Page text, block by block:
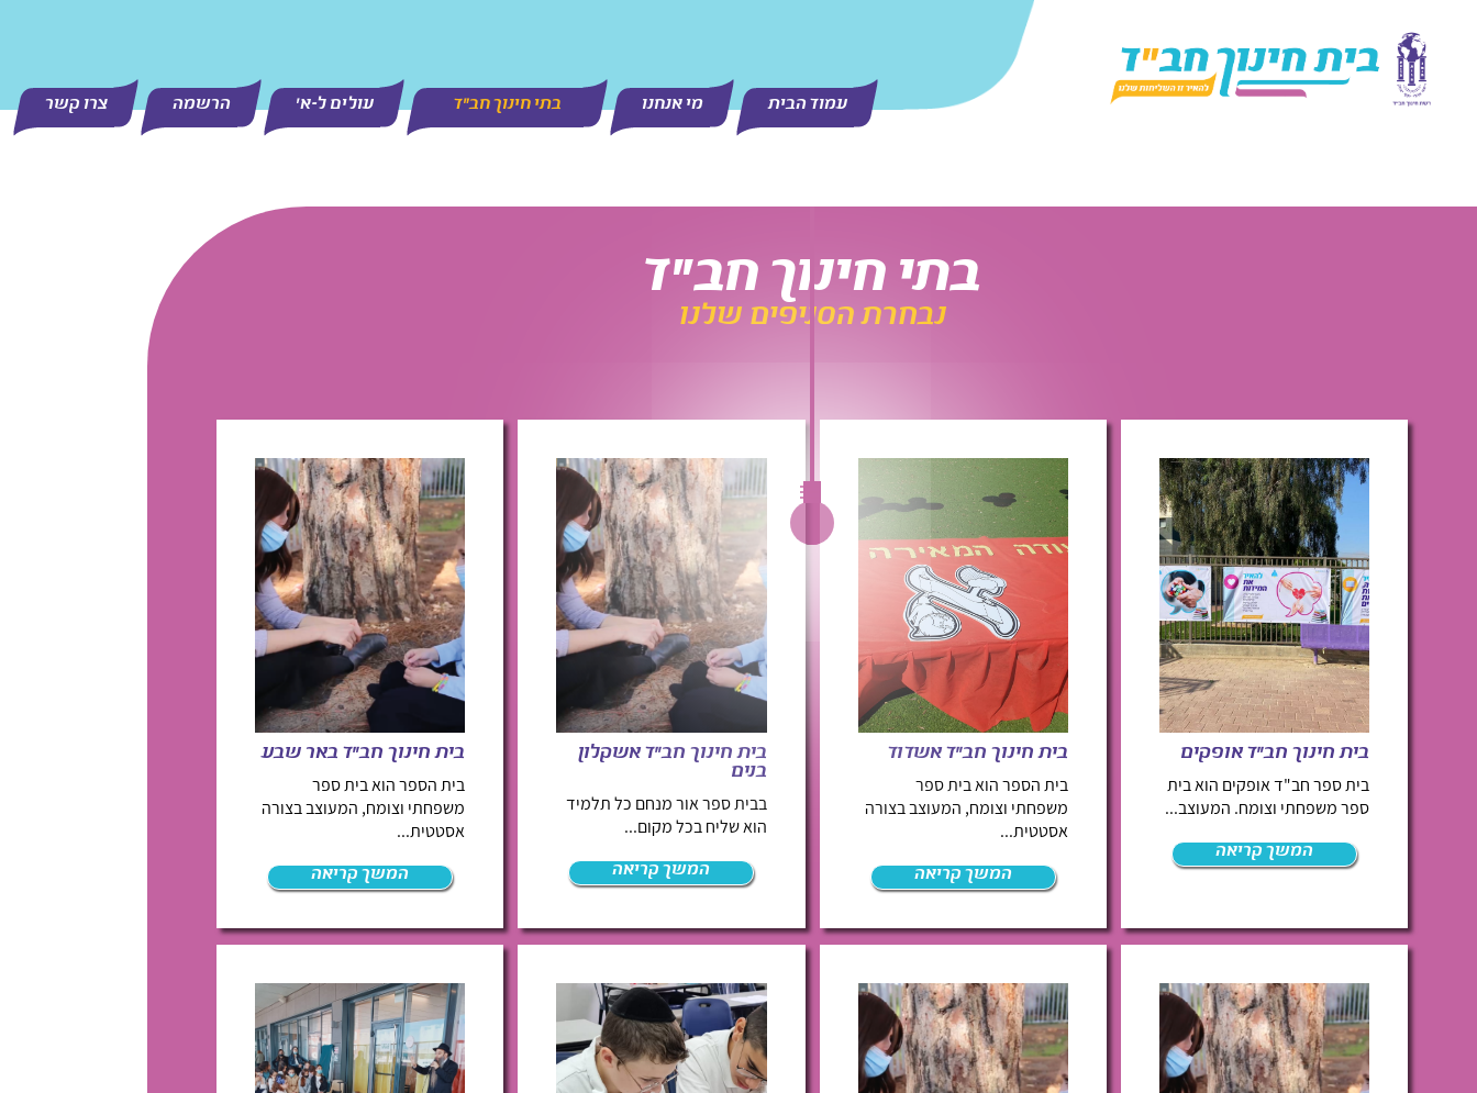
עמוד הבית מי אנחנו בתי חינוך חב"ד עולים ל-א' הרשמה צרו קשר
בתי חינוך חב"ד
נבחרת הסניפים שלנו
בית חינוך חב"ד אופקים
בית ספר חב"ד אופקים הוא בית
ספר משפחתי וצומח. המעוצב...
המשך קריאה
בית חינוך חב"ד אשדוד
בית הספר הוא בית ספר
משפחתי וצומח, המעוצב בצורה
אסטטית...
המשך קריאה
בית חינוך חב"ד אשקלון
בנים
בבית ספר אור מנחם כל תלמיד
הוא שליח בכל מקום...
המשך קריאה
בית חינוך חב"ד באר שבע
בית הספר הוא בית ספר
משפחתי וצומח, המעוצב בצורה
אסטטית...
המשך קריאה